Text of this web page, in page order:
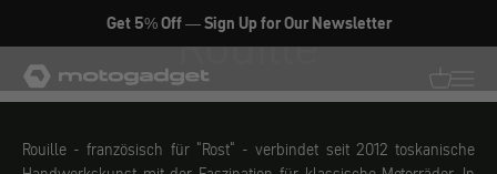
Zum Inhalt springen
Get 5% Off — Sign Up for Our Newsletter
motogadget GmbH Rouille
Rouille - französisch für "Rost" - verbindet seit 2012 toskanische